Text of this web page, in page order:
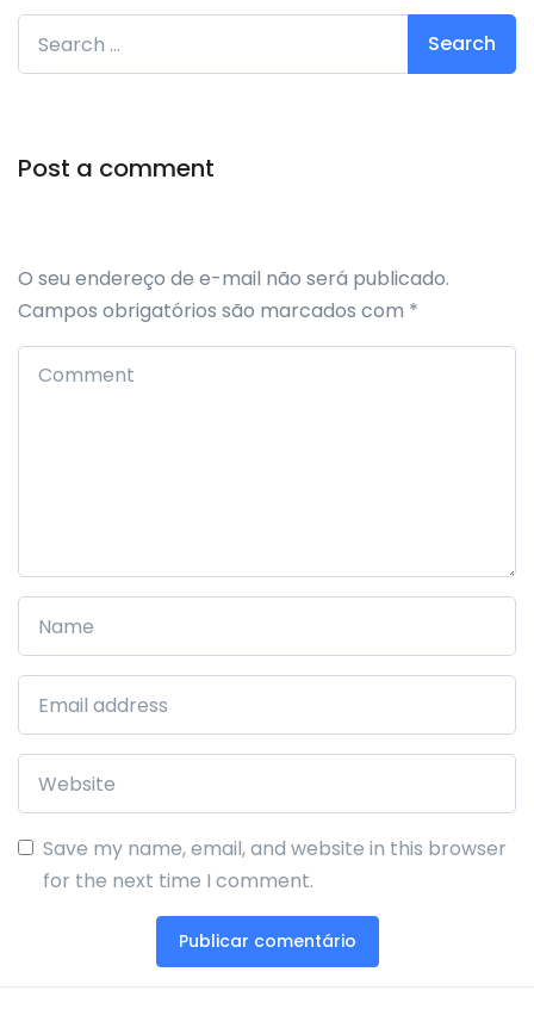
Search for:
Post a comment
O seu endereço de e-mail não será publicado.
Campos obrigatórios são marcados com *
Save my name, email, and website in this browser
for the next time I comment.